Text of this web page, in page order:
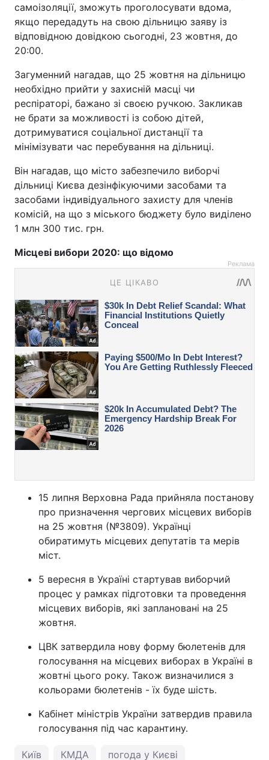
самоізоляції, зможуть проголосувати вдома,
якщо передадуть на свою дільницю заяву із
відповідною довідкою сьогодні, 23 жовтня, до
20:00.
Загуменний нагадав, що 25 жовтня на дільницю
необхідно прийти у захисній масці чи
респіраторі, бажано зі своєю ручкою. Закликав
не брати за можливості із собою дітей,
дотримуватися соціальної дистанції та
мінімізувати час перебування на дільниці.
Він нагадав, що місто забезпечило виборчі
дільниці Києва дезінфікуючими засобами та
засобами індивідуального захисту для членів
комісій, на що з міського бюджету було виділено
1 млн 300 тис. грн.
Місцеві вибори 2020: що відомо
Реклама
15 липня Верховна Рада прийняла постанову
про призначення чергових місцевих виборів
на 25 жовтня (№3809). Українці
обиратимуть місцевих депутатів та мерів
міст.
5 вересня в Україні стартував виборчий
процес у рамках підготовки та проведення
місцевих виборів, які заплановані на 25
жовтня.
ЦВК затвердила нову форму бюлетенів для
голосування на місцевих виборах в Україні в
жовтні цього року. Також визначилися з
кольорами бюлетенів - їх буде шість.
Кабінет міністрів України затвердив правила
голосування під час карантину.
Київ КМДА погода у Києві